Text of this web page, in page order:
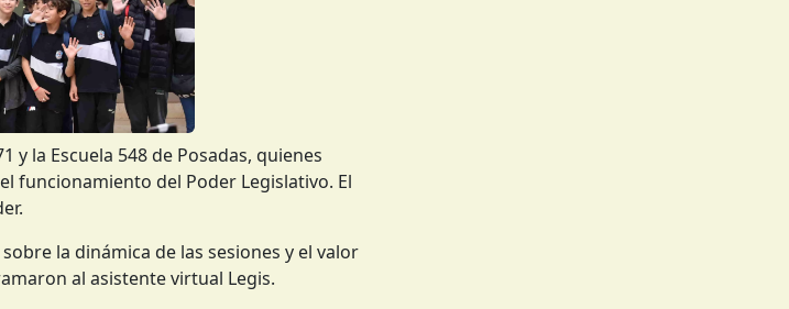
y la Escuela 548 de Posadas, quienes
funcionamiento del Poder Legislativo. El
la dinámica de las sesiones y el valor
al asistente virtual Legis.